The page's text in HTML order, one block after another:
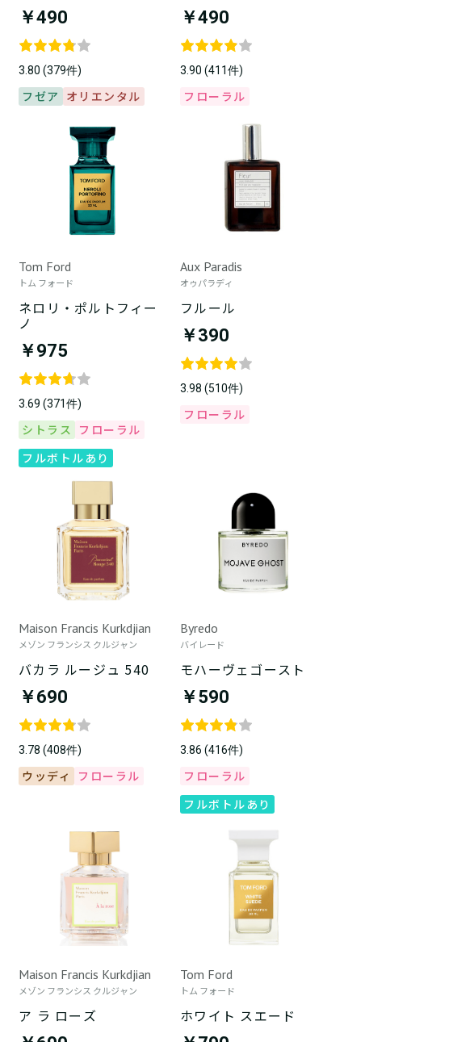
￥490
3.80 (379件)
フゼア オリエンタル
￥490
3.90 (411件)
フローラル
Tom Ford
トム フォード
ネロリ・ポルトフィー
ノ
￥975
3.69 (371件)
シトラス フローラル
フルボトルあり
Aux Paradis
オゥパラディ
フルール
￥390
3.98 (510件)
フローラル
Maison Francis Kurkdjian
メゾン フランシス クルジャン
バカラ ルージュ 540
￥690
3.78 (408件)
ウッディ フローラル
Byredo
バイレード
モハーヴェゴースト
￥590
3.86 (416件)
フローラル
フルボトルあり
Maison Francis Kurkdjian
メゾン フランシス クルジャン
ア ラ ローズ
Tom Ford
トム フォード
ホワイト スエード